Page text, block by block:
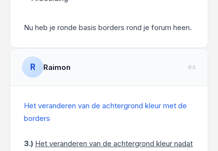
Nu heb je ronde basis borders rond je forum heen.
R Raimon #4
Het veranderen van de achtergrond kleur met de
borders
3.) Het veranderen van de achtergrond kleur nadat